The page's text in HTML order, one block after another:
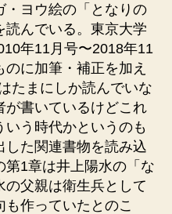
・ヨウ絵の「となりの
読んでいる。東京大学
年11月号〜2018年11
に加筆・補正を加え
たまにしか読んでいな
が書いているけどこれ
う時代かというのも
した関連書物を読み込
1章は井上陽水の「な
父親は衛生兵として
作っていたとのこ